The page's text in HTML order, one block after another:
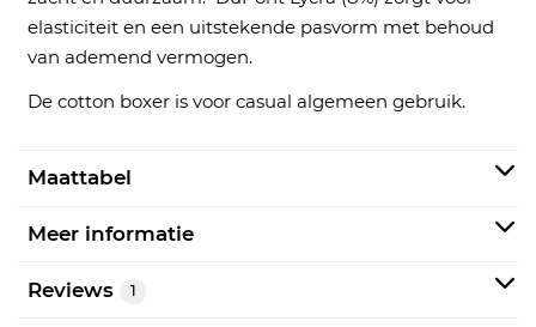
elasticiteit en een uitstekende pasvorm met behoud
van ademend vermogen.
De cotton boxer is voor casual algemeen gebruik.
Maattabel
Meer informatie
Reviews 1